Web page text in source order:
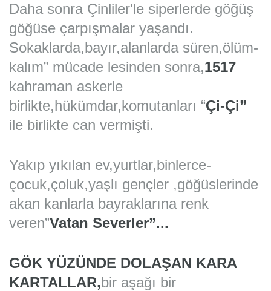
Daha sonra Çinliler'le siperlerde göğüş
göğüse çarpışmalar yaşandı.
Sokaklarda,bayır,alanlarda süren,ölüm-
kalım” mücade lesinden sonra,1517
kahraman askerle
birlikte,hükümdar,komutanları “Çi-Çi”
ile birlikte can vermişti.
Yakıp yıkılan ev,yurtlar,binlerce-
çocuk,çoluk,yaşlı gençler ,göğüslerinde
akan kanlarla bayraklarına renk
veren”Vatan Severler”...
GÖK YÜZÜNDE DOLAŞAN KARA
KARTALLAR,bir aşağı bir